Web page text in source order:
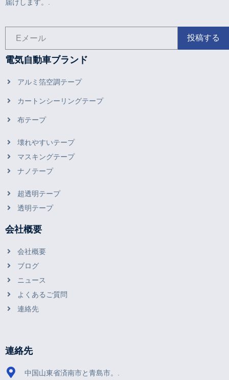
ご登録いただくと、商品の最新情報やキャンペーン情報を定期的にお
電気自動車ブランド
アルミ箔空調テープ
カートンシーリングテープ
壊れやすいテープ
マスキングテープ
超透明テープ
透明テープ
会社概要
会社概要
ブログ
ニュース
よくあるご質問
連絡先